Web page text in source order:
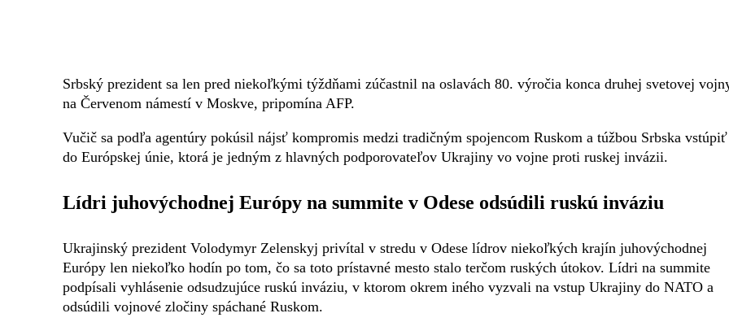
Srbský prezident sa len pred niekoľkými týždňami zúčastnil na oslavách 80. výročia konca druhej svetovej
na Červenom námestí v Moskve, pripomína AFP.
Vučič sa podľa agentúry pokúsil nájsť kompromis medzi tradičným spojencom Ruskom a túžbou Srbska vstúpiť
do Európskej únie, ktorá je jedným z hlavných podporovateľov Ukrajiny vo vojne proti ruskej invázii.
Lídri juhovýchodnej Európy na summite v Odese odsúdili ruskú inváziu
Ukrajinský prezident Volodymyr Zelenskyj privítal v stredu v Odese lídrov niekoľkých krajín juhovýchodnej
Európy len niekoľko hodín po tom, čo sa toto prístavné mesto stalo terčom ruských útokov. Lídri na summite
podpísali vyhlásenie odsudzujúce ruskú inváziu, v ktorom okrem iného vyzvali na vstup Ukrajiny do NATO a
odsúdili vojnové zločiny spáchané Ruskom.